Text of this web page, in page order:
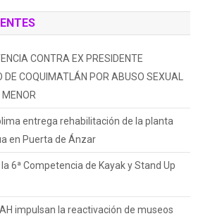
CONTRA EX PRESIDENTE
DE COQUIMATLÁN POR ABUSO SEXUAL
MENOR
entrega rehabilitación de la planta
en Puerta de Ánzar
6ª Competencia de Kayak y Stand Up
impulsan la reactivación de museos